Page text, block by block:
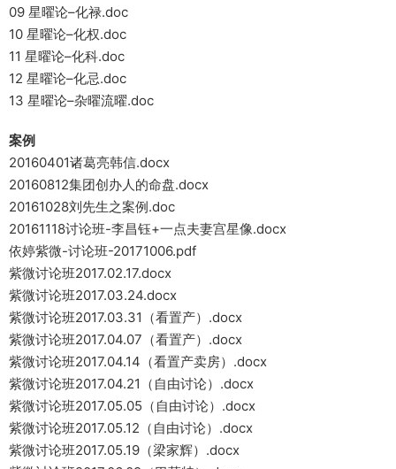
09 星曜论–化禄.doc
10 星曜论–化权.doc
11 星曜论–化科.doc
12 星曜论–化忌.doc
13 星曜论–杂曜流曜.doc
案例
20160401诸葛亮韩信.docx
20160812集团创办人的命盘.docx
20161028刘先生之案例.doc
20161118讨论班-李昌钰+一点夫妻宫星像.docx
依婷紫微-讨论班-20171006.pdf
紫微讨论班2017.02.17.docx
紫微讨论班2017.03.24.docx
紫微讨论班2017.03.31（看置产）.docx
紫微讨论班2017.04.07（看置产）.docx
紫微讨论班2017.04.14（看置产卖房）.docx
紫微讨论班2017.04.21（自由讨论）.docx
紫微讨论班2017.05.05（自由讨论）.docx
紫微讨论班2017.05.12（自由讨论）.docx
紫微讨论班2017.05.19（梁家辉）.docx